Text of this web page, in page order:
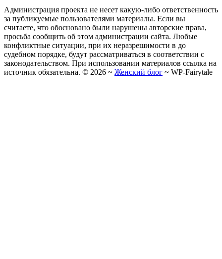
Администрация проекта не несет какую-либо ответственность
за публикуемые пользователями материалы. Если вы
считаете, что обосновано были нарушены авторские права,
просьба сообщить об этом администрации сайта. Любые
конфликтные ситуации, при их неразрешимости в до
судебном порядке, будут рассматриваться в соответствии с
законодательством. При использовании материалов ссылка на
источник обязательна. © 2026 ~ Женский блог ~ WP-Fairytale